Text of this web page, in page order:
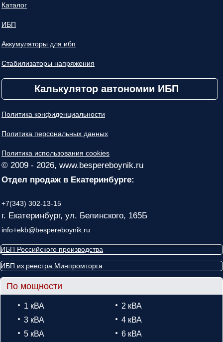
Каталог
ИБП
Аккумуляторы для ибп
Стабилизаторы напряжения
Калькулятор автономии ИБП
Политика конфиденциальности
Политика персональных данных
Политика использования cookies
© 2009 - 2026, www.bespereboynik.ru
Отдел продаж в Екатеринбурге:
+7(343) 302-13-15
г. Екатеринбург, ул. Белинского, 165Б
info+ekb@bespereboynik.ru
ИБП Российского производства
ИБП из реестра Минпромторга
По мощности
1 кВА
2 кВА
3 кВА
4 кВА
5 кВА
6 кВА